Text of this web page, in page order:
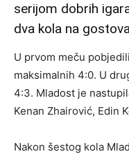
serijom dobrih
dva kola na
U prvom meču
maksimalnih 4:0. U
4:3. Mladost je
Kenan Zhairović, Edin
Nakon šestog kola